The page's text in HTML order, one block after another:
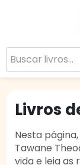
Livros
Nesta
Tawane
vida e leia as